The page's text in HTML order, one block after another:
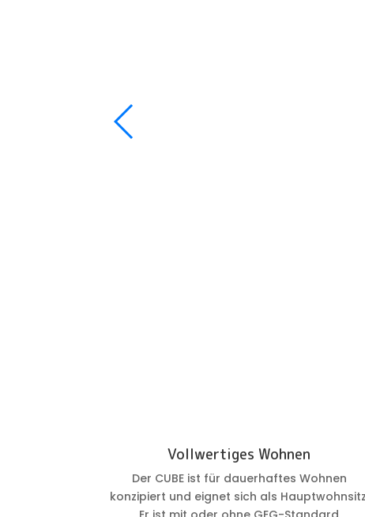
Vollwertiges Wohnen
Der CUBE ist für dauerhaftes Wohnen
konzipiert und eignet sich als